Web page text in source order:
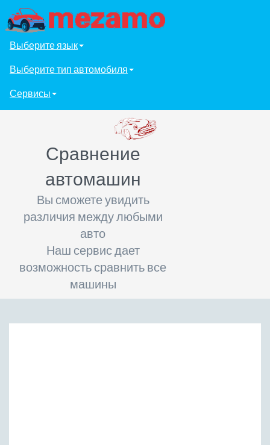
Выберите язык
Выберите тип автомобиля
Сервисы
Сравнение
автомашин
Вы сможете увидить
различия между любыми
авто
Наш сервис дает
возможность сравнить все
машины